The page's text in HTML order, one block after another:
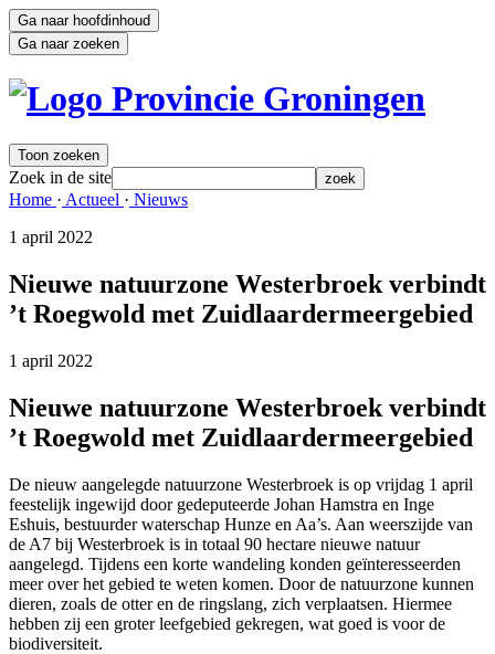
Ga naar hoofdinhoud
Ga naar zoeken
Toon zoeken
Zoek in de site zoek
Home · Actueel · Nieuws
1 april 2022
Nieuwe natuurzone Westerbroek verbindt
’t Roegwold met Zuidlaardermeergebied
1 april 2022
Nieuwe natuurzone Westerbroek verbindt
’t Roegwold met Zuidlaardermeergebied
De nieuw aangelegde natuurzone Westerbroek is op vrijdag 1 april
feestelijk ingewijd door gedeputeerde Johan Hamstra en Inge
Eshuis, bestuurder waterschap Hunze en Aa’s. Aan weerszijde van
de A7 bij Westerbroek is in totaal 90 hectare nieuwe natuur
aangelegd. Tijdens een korte wandeling konden geïnteresseerden
meer over het gebied te weten komen. Door de natuurzone kunnen
dieren, zoals de otter en de ringslang, zich verplaatsen. Hiermee
hebben zij een groter leefgebied gekregen, wat goed is voor de
biodiversiteit.